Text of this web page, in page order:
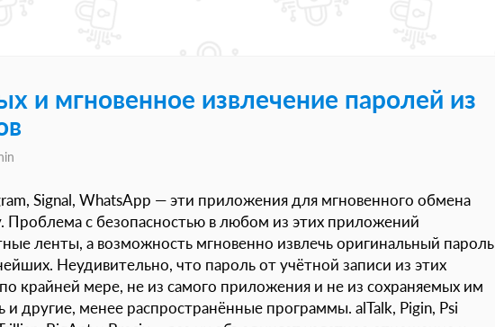
и мгновенное извлечение паролей из
Signal, WhatsApp — эти приложения для мгновенного обмена
Проблема с безопасностью в любом из этих приложений
ленты, а возможность мгновенно извлечь оригинальный пароль
Неудивительно, что пароль от учётной записи из этих
крайней мере, не из самого приложения и не из сохраняемых им
другие, менее распространённые программы. alTalk, Pigin, Psi